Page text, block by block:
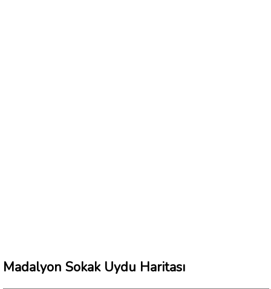
Madalyon Sokak Uydu Haritası